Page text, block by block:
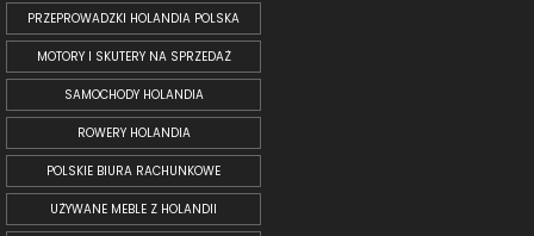
PRZEPROWADZKI HOLANDIA POLSKA
MOTORY I SKUTERY NA SPRZEDAŻ
SAMOCHODY HOLANDIA
ROWERY HOLANDIA
POLSKIE BIURA RACHUNKOWE
UŻYWANE MEBLE Z HOLANDII